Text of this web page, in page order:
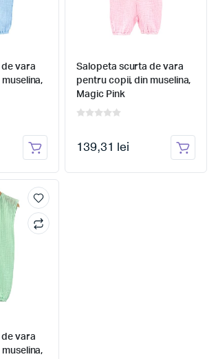
vara
Salopeta scurta de vara
pentru copii, din muselina,
Magic Pink
139,31 lei
vara